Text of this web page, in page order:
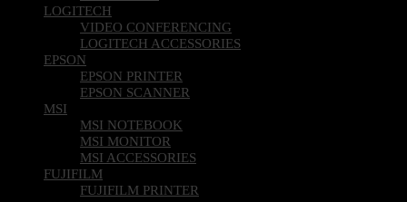
LOGITECH
VIDEO CONFERENCING
LOGITECH ACCESSORIES
EPSON
EPSON PRINTER
EPSON SCANNER
MSI
MSI NOTEBOOK
MSI MONITOR
MSI ACCESSORIES
FUJIFILM
FUJIFILM PRINTER